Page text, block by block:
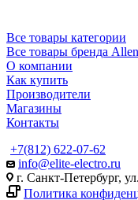
Все товары категории
Все товары бренда
О компании
Как купить
Производители
Магазины
Контакты
+7(812) 622-07-62
info@elite-electro.ru
г. Санкт-Петербург,
Политика